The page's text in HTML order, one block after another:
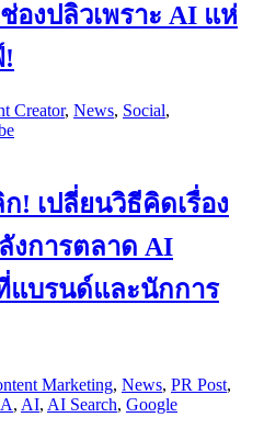
องปลิวเพราะ AI แห่
Creator, News, Social,
! เปลี่ยนวิธีคิดเรื่อง
งการตลาด AI
แบรนด์และนักการ
Marketing, News, PR Post,
, AI, AI Search, Google